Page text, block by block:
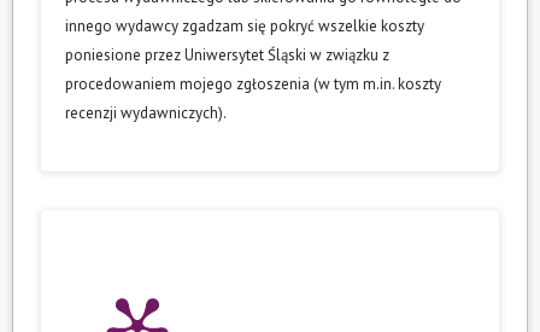
innego wydawcy zgadzam się pokryć wszelkie koszty
poniesione przez Uniwersytet Śląski w związku z
procedowaniem mojego zgłoszenia (w tym m.in. koszty
recenzji wydawniczych).